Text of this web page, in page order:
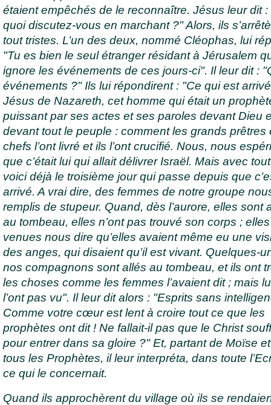
étaient empêchés de le reconnaître. Jésus leur dit :
quoi discutez-vous en marchant ?" Alors, ils
tout tristes. L’un des deux, nommé Cléophas, lui
"Tu es bien le seul étranger résidant à Jérusalem
ignore les événements de ces jours-ci". Il leur dit :
événements ?" Ils lui répondirent : "Ce qui est
Jésus de Nazareth, cet homme qui était un
puissant par ses actes et ses paroles devant Dieu
devant tout le peuple : comment les grands prêtres
chefs l’ont livré et ils l’ont crucifié. Nous, nous
que c’était lui qui allait délivrer Israël. Mais avec
voici déjà le troisième jour qui passe depuis que
arrivé. A vrai dire, des femmes de notre groupe
remplis de stupeur. Quand, dès l’aurore, elles sont
au tombeau, elles n’ont pas trouvé son corps ;
venues nous dire qu’elles avaient même eu une
des anges, qui disaient qu’il est vivant. Quelques-
nos compagnons sont allés au tombeau, et ils ont
les choses comme les femmes l’avaient dit ; mais
l’ont pas vu". Il leur dit alors : "Esprits sans
Comme votre cœur est lent à croire tout ce que les
prophètes ont dit ! Ne fallait-il pas que le Christ
pour entrer dans sa gloire ?" Et, partant de Moïse
tous les Prophètes, il leur interpréta, dans toute
ce qui le concernait.
Quand ils approchèrent du village où ils se